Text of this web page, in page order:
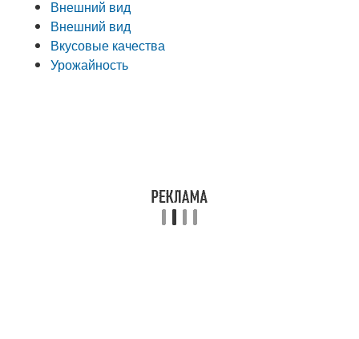
Внешний вид
Внешний вид
Вкусовые качества
Урожайность